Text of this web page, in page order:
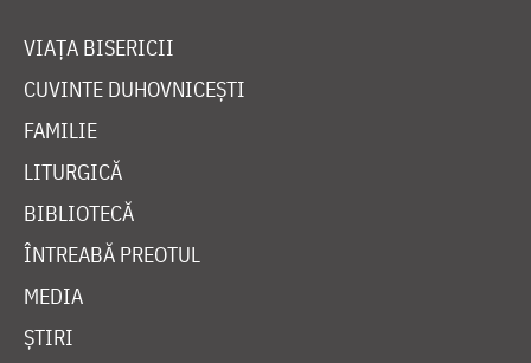
VIAȚA BISERICII
CUVINTE DUHOVNICEȘTI
FAMILIE
LITURGICĂ
BIBLIOTECĂ
ÎNTREABĂ PREOTUL
MEDIA
ȘTIRI